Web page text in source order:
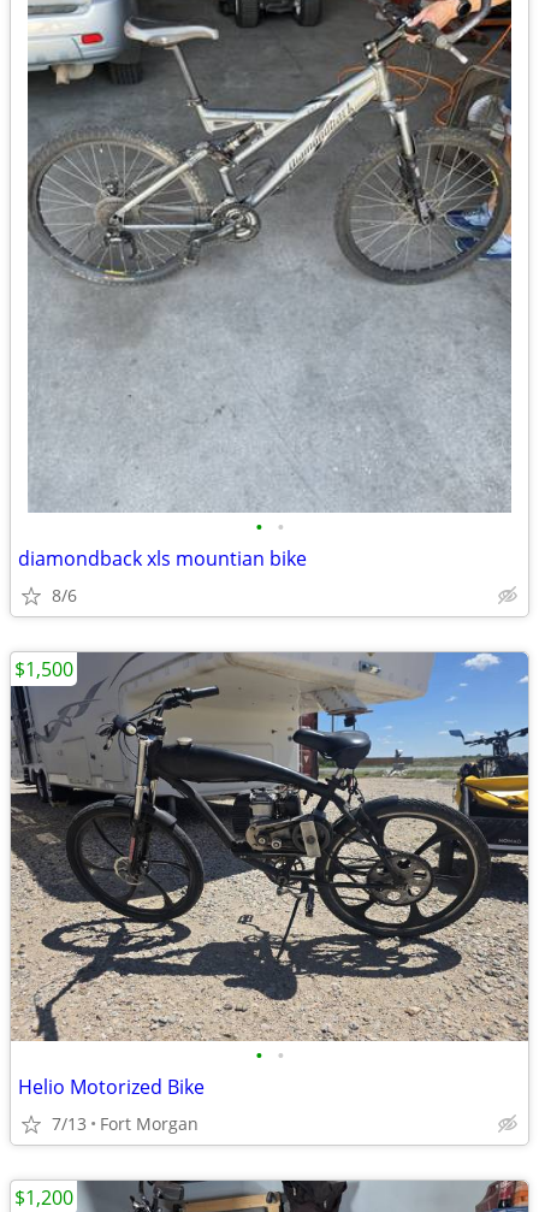
• •
diamondback xls mountian bike
8/6
• •
Helio Motorized Bike
7/13 Fort Morgan
$1,500
$1,200